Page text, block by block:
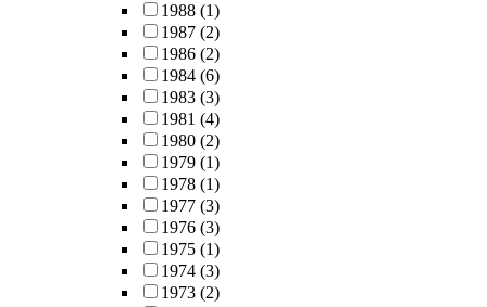
1988 (1)
1987 (2)
1986 (2)
1984 (6)
1983 (3)
1981 (4)
1980 (2)
1979 (1)
1978 (1)
1977 (3)
1976 (3)
1975 (1)
1974 (3)
1973 (2)